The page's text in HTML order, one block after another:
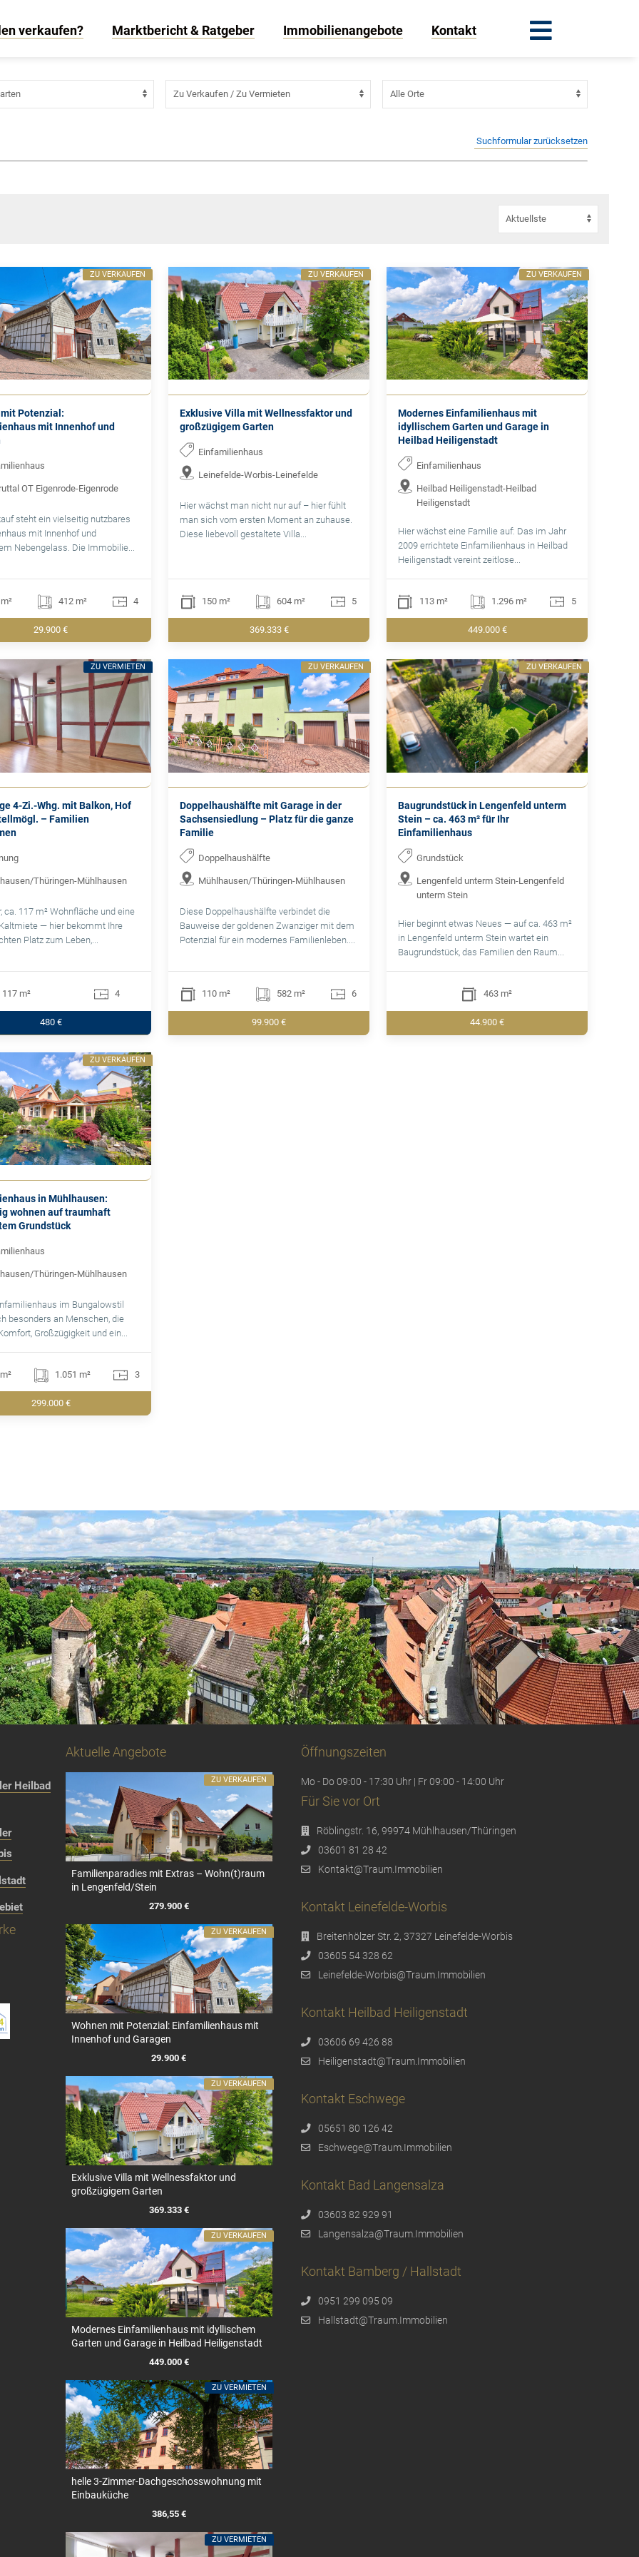
verkaufen? Marktbericht & Ratgeber Immobilienangebote Kontakt
Suchformular zurücksetzen
Potenzial:
mit Innenhof und
OT Eigenrode-Eigenrode
steht ein vielseitig nutzbares
mit Innenhof und
Nebengelass. Die Immobilie...
412 m² 4
29.900 €
ZU VERKAUFEN
Exklusive Villa mit Wellnessfaktor und
großzügigem Garten
Einfamilienhaus
Leinefelde-Worbis-Leinefelde
Hier wächst man nicht nur auf – hier fühlt
man sich vom ersten Moment an zuhause.
Diese liebevoll gestaltete Villa...
150 m² 604 m² 5
369.333 €
ZU VERKAUFEN
Modernes Einfamilienhaus mit
idyllischem Garten und Garage in
Heilbad Heiligenstadt
Einfamilienhaus
Heilbad Heiligenstadt-Heilbad
Heiligenstadt
Hier wächst eine Familie auf: Das im Jahr
2009 errichtete Einfamilienhaus in Heilbad
Heiligenstadt vereint zeitlose...
113 m² 1.296 m² 5
449.000 €
ZU VERKAUFEN
4-Zi.-Whg. mit Balkon, Hof
– Familien
Thüringen-Mühlhausen
ca. 117 m² Wohnfläche und eine
— hier bekommt Ihre
Platz zum Leben,...
117 m² 4
480 €
ZU VERMIETEN
Doppelhaushälfte mit Garage in der
Sachsensiedlung – Platz für die ganze
Familie
Doppelhaushälfte
Mühlhausen/Thüringen-Mühlhausen
Diese Doppelhaushälfte verbindet die
Bauweise der goldenen Zwanziger mit dem
Potenzial für ein modernes Familienleben....
110 m² 582 m² 6
99.900 €
ZU VERKAUFEN
Baugrundstück in Lengenfeld unterm
Stein – ca. 463 m² für Ihr
Einfamilienhaus
Grundstück
Lengenfeld unterm Stein-Lengenfeld
unterm Stein
Hier beginnt etwas Neues — auf ca. 463 m²
in Lengenfeld unterm Stein wartet ein
Baugrundstück, das Familien den Raum...
463 m²
44.900 €
ZU VERKAUFEN
in Mühlhausen:
wohnen auf traumhaft
Grundstück
Thüringen-Mühlhausen
im Bungalowstil
besonders an Menschen, die
Großzügigkeit und ein...
1.051 m² 3
299.000 €
ZU VERKAUFEN
Heilbad
Aktuelle Angebote
Familienparadies mit Extras – Wohn(t)raum
in Lengenfeld/Stein
279.900 €
ZU VERKAUFEN
Wohnen mit Potenzial: Einfamilienhaus mit
Innenhof und Garagen
29.900 €
ZU VERKAUFEN
Exklusive Villa mit Wellnessfaktor und
großzügigem Garten
369.333 €
ZU VERKAUFEN
Modernes Einfamilienhaus mit idyllischem
Garten und Garage in Heilbad Heiligenstadt
449.000 €
ZU VERKAUFEN
helle 3-Zimmer-Dachgeschosswohnung mit
Einbauküche
386,55 €
ZU VERMIETEN
ZU VERMIETEN
Öffnungszeiten
Mo - Do 09:00 - 17:30 Uhr | Fr 09:00 - 14:00 Uhr
Für Sie vor Ort
Röblingstr. 16, 99974 Mühlhausen/Thüringen
03601 81 28 42
Kontakt@Traum.Immobilien
Kontakt Leinefelde-Worbis
Breitenhölzer Str. 2, 37327 Leinefelde-Worbis
03605 54 328 62
Leinefelde-Worbis@Traum.Immobilien
Kontakt Heilbad Heiligenstadt
03606 69 426 88
Heiligenstadt@Traum.Immobilien
Kontakt Eschwege
05651 80 126 42
Eschwege@Traum.Immobilien
Kontakt Bad Langensalza
03603 82 929 91
Langensalza@Traum.Immobilien
Kontakt Bamberg / Hallstadt
0951 299 095 09
Hallstadt@Traum.Immobilien